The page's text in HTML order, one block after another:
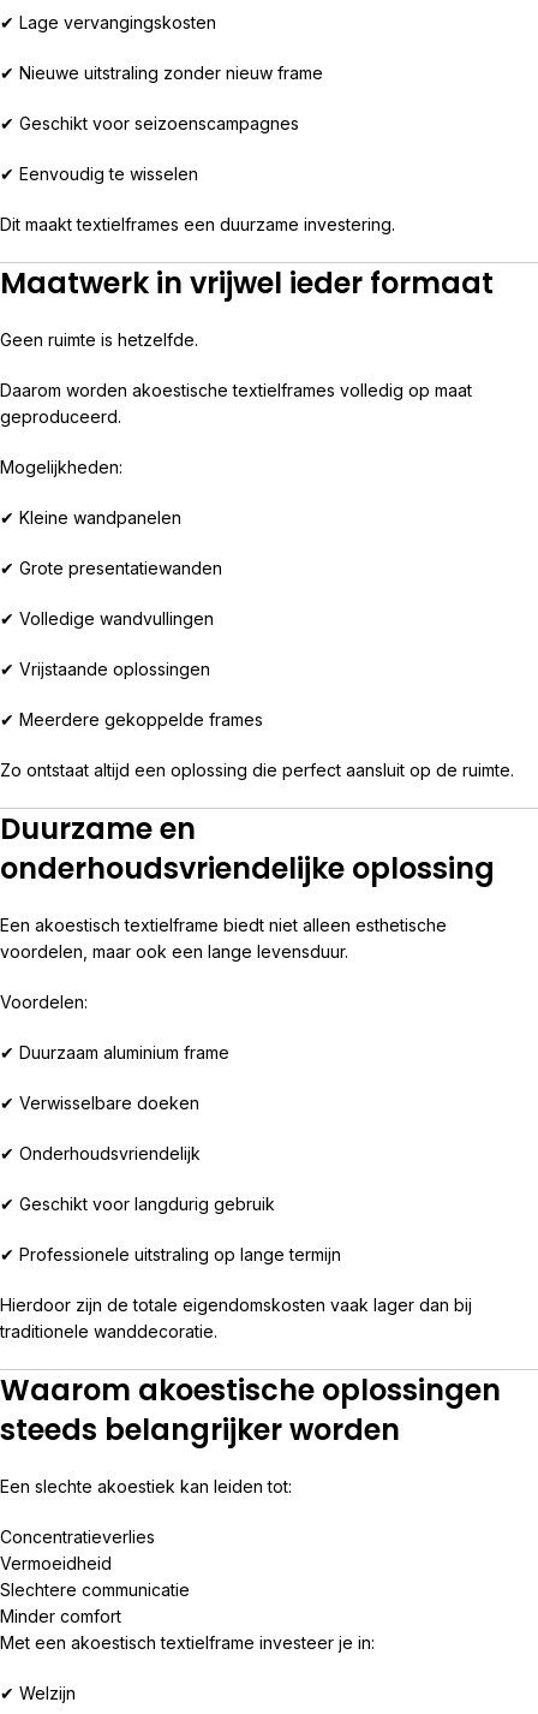
✔ Lage vervangingskosten
✔ Nieuwe uitstraling zonder nieuw frame
✔ Geschikt voor seizoenscampagnes
✔ Eenvoudig te wisselen
Dit maakt textielframes een duurzame investering.
Maatwerk in vrijwel ieder formaat
Geen ruimte is hetzelfde.
Daarom worden akoestische textielframes volledig op maat
geproduceerd.
Mogelijkheden:
✔ Kleine wandpanelen
✔ Grote presentatiewanden
✔ Volledige wandvullingen
✔ Vrijstaande oplossingen
✔ Meerdere gekoppelde frames
Zo ontstaat altijd een oplossing die perfect aansluit op de ruimte.
Duurzame en
onderhoudsvriendelijke oplossing
Een akoestisch textielframe biedt niet alleen esthetische
voordelen, maar ook een lange levensduur.
Voordelen:
✔ Duurzaam aluminium frame
✔ Verwisselbare doeken
✔ Onderhoudsvriendelijk
✔ Geschikt voor langdurig gebruik
✔ Professionele uitstraling op lange termijn
Hierdoor zijn de totale eigendomskosten vaak lager dan bij
traditionele wanddecoratie.
Waarom akoestische oplossingen
steeds belangrijker worden
Een slechte akoestiek kan leiden tot:
Concentratieverlies
Vermoeidheid
Slechtere communicatie
Minder comfort
Met een akoestisch textielframe investeer je in:
✔ Welzijn